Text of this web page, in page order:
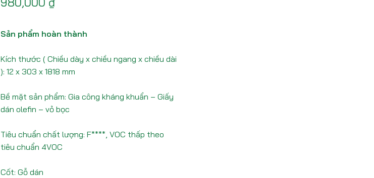
Sản phẩm hoàn thành
Kích thước ( Chiều dày x chiều ngang x chiều dài
): 12 x 303 x 1818 mm
Bề mặt sản phẩm: Gia công kháng khuẩn – Giấy
dán olefin – vỏ bọc
Tiêu chuẩn chất lượng: F****, VOC thấp theo
tiêu chuẩn 4VOC
Cốt: Gỗ dán